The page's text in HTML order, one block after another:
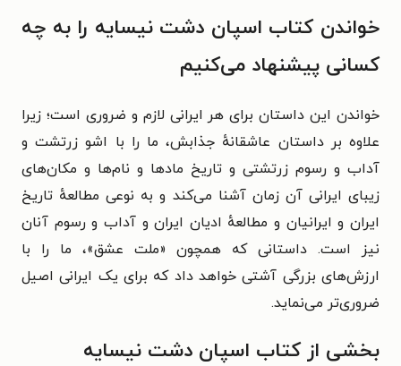
خواندن کتاب اسپان دشت نیسایه را به چه
کسانی پیشنهاد می‌کنیم
خواندن این داستان برای هر ایرانی لازم و ضروری است؛ زیرا
علاوه بر داستان عاشقانه‌ٔ جذابش، ما را با اشو زرتشت و
آداب و رسوم زرتشتی و تاریخ مادها و نام‌ها و مکان‌های
زیبای ایرانی آن زمان آشنا می‌کند و به نوعی مطالعه‌ٔ تاریخ
ایران و ایرانیان و مطالعه‌ٔ ادیان ایران و آداب و رسوم آنان
نیز است. داستانی که همچون «ملت عشق»، ما را با
ارزش‌های بزرگی آشتی خواهد داد که برای یک ایرانی اصیل
ضروری‌تر می‌نماید.
بخشی از کتاب اسپان دشت نیسایه